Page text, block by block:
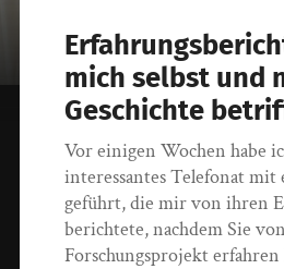
mich selbst und
Geschichte
Vor einigen Wochen habe
interessantes Telefonat mit
geführt, die mir von ihren
berichtete, nachdem Sie
Forschungsprojekt